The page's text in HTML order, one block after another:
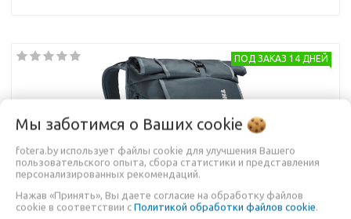
Previous
ПОД ЗАКАЗ 14 ДНЕЙ
Мы заботимся о Ваших cookie
fotera.by использует файлы cookie для улучшения Вашего
пользовательского опыта, сбора статистики и представления
персонализированных рекомендаций.
Нажав «Принять», Вы даете согласие на обработку файлов
cookie в соответствии с Политикой обработки файлов cookie.